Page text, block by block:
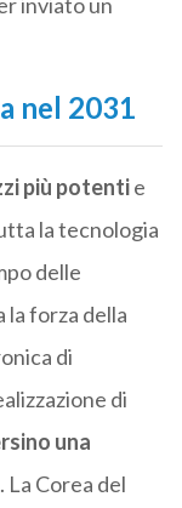
inviato un
nel 2031
più potentie
la tecnologia
delle
forza della
di
di
una
. La Corea del